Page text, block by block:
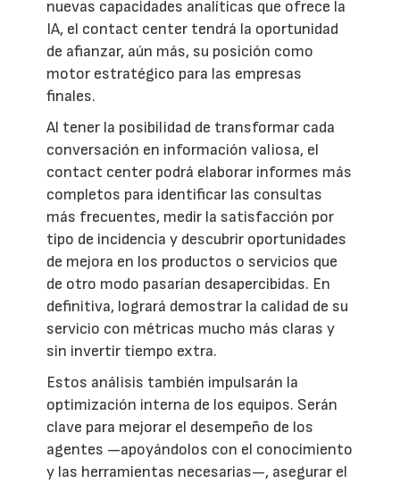
nuevas capacidades analíticas que ofrece la
IA, el contact center tendrá la oportunidad
de afianzar, aún más, su posición como
motor estratégico para las empresas
finales.
Al tener la posibilidad de transformar cada
conversación en información valiosa, el
contact center podrá elaborar informes más
completos para identificar las consultas
más frecuentes, medir la satisfacción por
tipo de incidencia y descubrir oportunidades
de mejora en los productos o servicios que
de otro modo pasarían desapercibidas. En
definitiva, logrará demostrar la calidad de su
servicio con métricas mucho más claras y
sin invertir tiempo extra.
Estos análisis también impulsarán la
optimización interna de los equipos. Serán
clave para mejorar el desempeño de los
agentes —apoyándolos con el conocimiento
y las herramientas necesarias—, asegurar el